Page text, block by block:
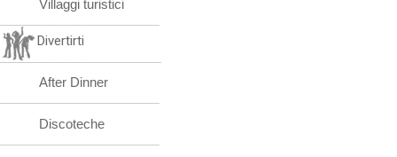
Villaggi turistici
Divertirti
After Dinner
Discoteche